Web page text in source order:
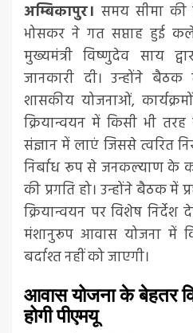
अम्बिकापुर। समय सीमा
भोसकर ने गत सप्ताह हुई
मुख्यमंत्री विष्णुदेव साय
जानकारी दी। उन्होंने
शासकीय योजनाओं,
क्रियान्वयन में किसी भी
संज्ञान में लाएं जिससे त्वरित
निर्बाध रूप से जनकल्याण के
की प्रगति हो। उन्होंने बैठक में
क्रियान्वयन पर विशेष
मंशानुरूप आवास योजना में
बर्दाश्त नहीं को जाएगी।
आवास योजना के बेहतर
होगी पीएमयू